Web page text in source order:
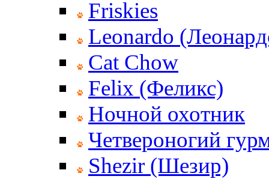
Friskies
Leonardo
Cat Chow
Felix (Феликс)
Ночной охотник
Четвероногий
Shezir (Шезир)